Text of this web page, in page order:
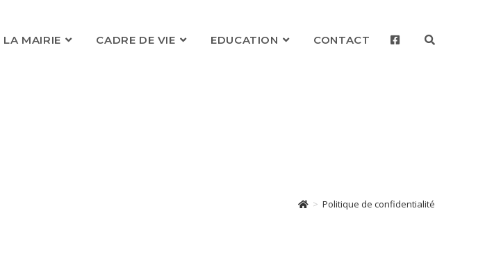
LA MAIRIE CADRE DE VIE EDUCATION CONTACT TOGGLE
> Politique de confidentialité